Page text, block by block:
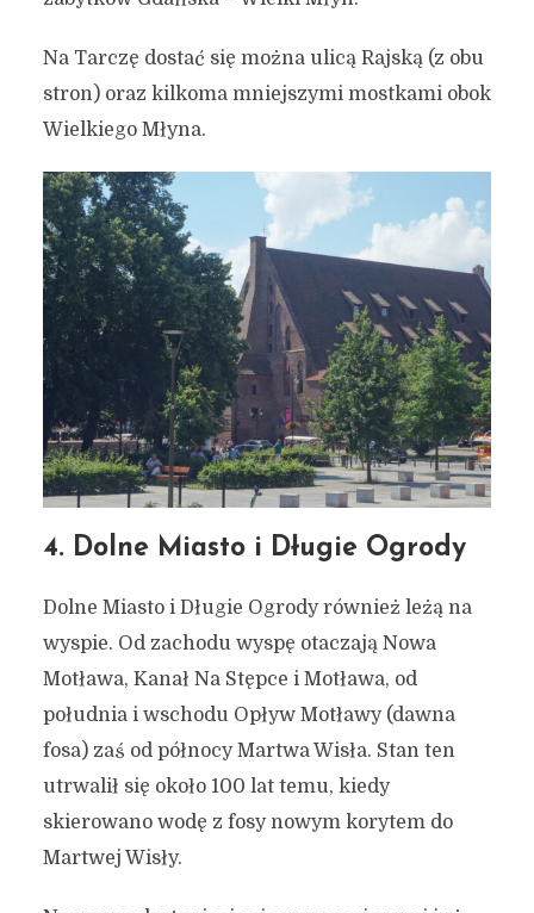
Na Tarczę dostać się można ulicą Rajską (z obu
stron) oraz kilkoma mniejszymi mostkami obok
Wielkiego Młyna.
4. Dolne Miasto i Długie Ogrody
Dolne Miasto i Długie Ogrody również leżą na
wyspie. Od zachodu wyspę otaczają Nowa
Motława, Kanał Na Stępce i Motława, od
południa i wschodu Opływ Motławy (dawna
fosa) zaś od północy Martwa Wisła. Stan ten
utrwalił się około 100 lat temu, kiedy
skierowano wodę z fosy nowym korytem do
Martwej Wisły.